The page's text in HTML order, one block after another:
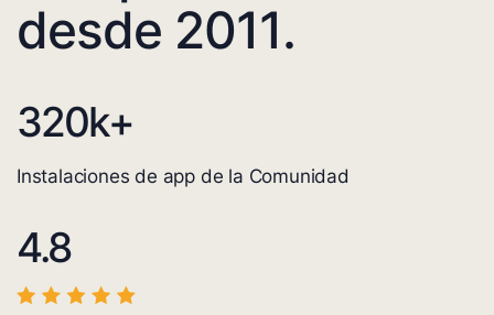
desde 2011.
320k+
Instalaciones de app de la Comunidad
4.8